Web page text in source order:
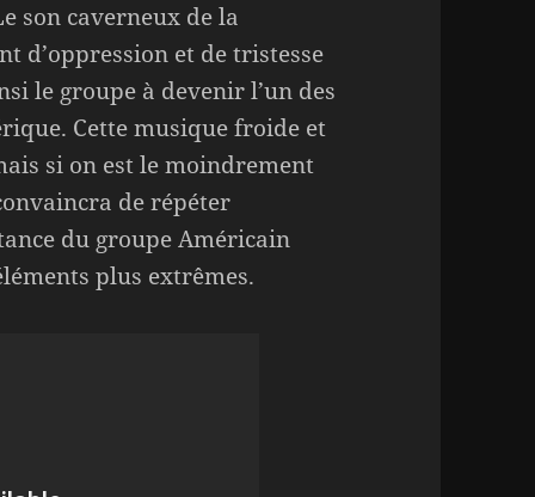
son caverneux de la
d’oppression et de tristesse
le groupe à devenir l’un des
Cette musique froide et
si on est le moindrement
de répéter
du groupe Américain
plus extrêmes.